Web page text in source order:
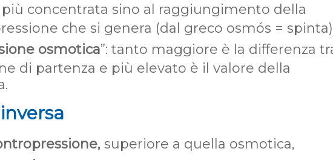
concentrata sino al raggiungimento della
che si genera (dal greco osmós =
osmotica”: tanto maggiore è la differenza
di partenza e più elevato è il valore della
inversa
superiore a quella osmotica,